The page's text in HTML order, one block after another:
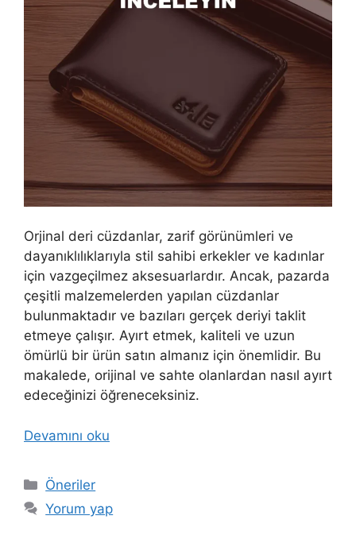
Orjinal deri cüzdanlar, zarif görünümleri ve
dayanıklılıklarıyla stil sahibi erkekler ve kadınlar
için vazgeçilmez aksesuarlardır. Ancak, pazarda
çeşitli malzemelerden yapılan cüzdanlar
bulunmaktadır ve bazıları gerçek deriyi taklit
etmeye çalışır. Ayırt etmek, kaliteli ve uzun
ömürlü bir ürün satın almanız için önemlidir. Bu
makalede, orijinal ve sahte olanlardan nasıl ayırt
edeceğinizi öğreneceksiniz.
Devamını oku
Kategoriler
Öneriler
Yorum yap